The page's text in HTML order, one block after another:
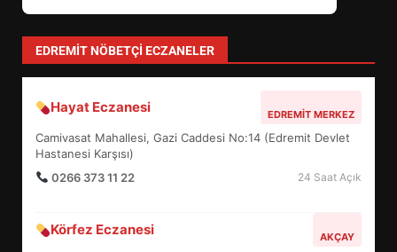
EDREMIT NÖBETÇI ECZANELER
Hayat Eczanesi EDREMIT MERKEZ
Camivasat Mahallesi, Gazi Caddesi No:14 (Edremit Devlet
Hastanesi Karşısı)
0266 373 11 22
24 Saat Açık
Körfez Eczanesi AKÇAY
4
5
BALIKESİR MÜZELERİNDE SÜRE
UZATILDI: NE DEĞİŞTİ?
TURNUVASI KAYITLARI NEYİ